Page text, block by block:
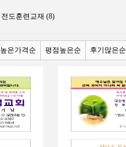
전도훈련교재 (8)
높은가격순 평점높은순 후기많은순